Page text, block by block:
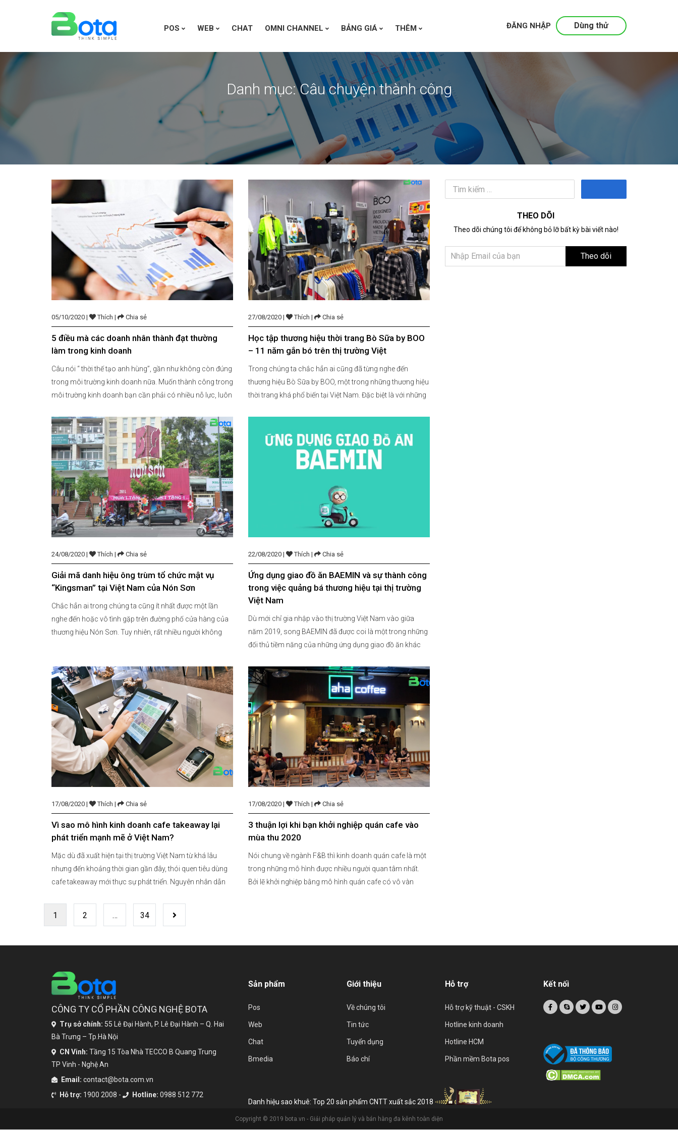
POS WEB CHAT OMNI CHANNEL BẢNG GIÁ THÊM Dùng thử
ĐĂNG NHẬP
Danh mục:Câu chuyện thành công
05/10/2020 | Thích | Chia sẻ
5 điều mà các doanh nhân thành đạt thường
làm trong kinh doanh
Câu nói “ thời thế tạo anh hùng”, gần như không còn đúng
trong môi trường kinh doanh nữa. Muốn thành công trong
môi trường kinh doanh bạn cần phải có nhiều nỗ lực, luôn
trông chờ cơ hội tự nhiên mà đến. Dưới đây là […]
27/08/2020 | Thích | Chia sẻ
Học tập thương hiệu thời trang Bò Sữa by BOO
– 11 năm gắn bó trên thị trường Việt
Trong chúng ta chắc hẳn ai cũng đã từng nghe đến
thương hiệu Bò Sữa by BOO, một trong những thương hiệu
thời trang khá phổ biến tại Việt Nam. Đặc biệt là với những
24/08/2020 | Thích | Chia sẻ
Giải mã danh hiệu ông trùm tổ chức mật vụ
“Kingsman” tại Việt Nam của Nón Sơn
Chắc hẳn ai trong chúng ta cũng ít nhất được một lần
nghe đến hoặc vô tình gặp trên đường phố cửa hàng của
thương hiệu Nón Sơn. Tuy nhiên, rất nhiều người không
22/08/2020 | Thích | Chia sẻ
Ứng dụng giao đồ ăn BAEMIN và sự thành công
trong việc quảng bá thương hiệu tại thị trường
Việt Nam
Dù mới chỉ gia nhập vào thị trường Việt Nam vào giữa
năm 2019, song BAEMIN đã được coi là một trong những
đối thủ tiềm năng của những ứng dụng giao đồ ăn khác
BAEMIN trở nên phổ biến ở Việt Nam dù chỉ […]
17/08/2020 | Thích | Chia sẻ
Vì sao mô hình kinh doanh cafe takeaway lại
phát triển mạnh mẽ ở Việt Nam?
Mặc dù đã xuất hiện tại thị trường Việt Nam từ khá lâu
nhưng đến khoảng thời gian gần đây, thói quen tiêu dùng
cafe takeaway mới thực sự phát triển. Nguyên nhân dẫn
17/08/2020 | Thích | Chia sẻ
3 thuận lợi khi bạn khởi nghiệp quán cafe vào
mùa thu 2020
Nói chung về ngành F&B thì kinh doanh quán cafe là một
trong những mô hình được nhiều người quan tâm nhất.
Bởi lẽ khởi nghiệp bằng mô hình quán cafe có vô vàn
1 2 … 34 Trang
THEO DÕI
Theo dõi chúng tôi để không bỏ lỡ bất kỳ bài viết nào!
Theo dõi
CÔNG TY CỔ PHẦN CÔNG NGHỆ BOTA
Trụ sở chính: 55 Lê Đại Hành, P. Lê Đại Hành – Q. Hai
Bà Trưng – Tp.Hà Nội
CN Vinh: Tầng 15 Tòa Nhà TECCO B Quang Trung
TP Vinh - Nghệ An
Email: contact@bota.com.vn
Hỗ trợ: 1900 2008 - Hotline: 0988 512 772
Sản phẩm
Pos
Web
Chat
Bmedia
Giới thiệu
Về chúng tôi
Tin tức
Tuyển dụng
Báo chí
Hỗ trợ
Hỗ trợ kỹ thuật - CSKH
Hotline kinh doanh
Hotline HCM
Phần mềm Bota pos
Kết nối
Danh hiệu sao khuê: Top 20 sản phẩm CNTT xuất sắc 2018
Copyright © 2019 bota.vn - Giải pháp quản lý và bán hàng đa kênh toàn diện